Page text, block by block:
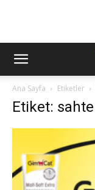
Ana Sayfa Etiketler
Etiket: